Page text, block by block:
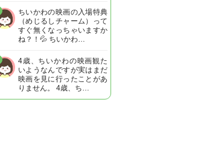
ちいかわの映画の入場特典
（めじるしチャーム）って
すぐ無くなっちゃいますか
ね？！💦 ちいかわ…
4歳、ちいかわの映画観た
いようなんですが実はまだ
映画を見に行ったことがあ
りません。 4歳、ち…